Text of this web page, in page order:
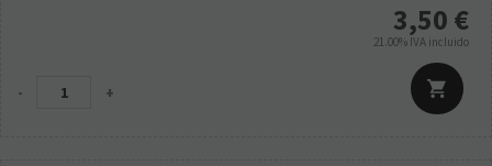
3,50 €
21.00% IVA incluido
- +